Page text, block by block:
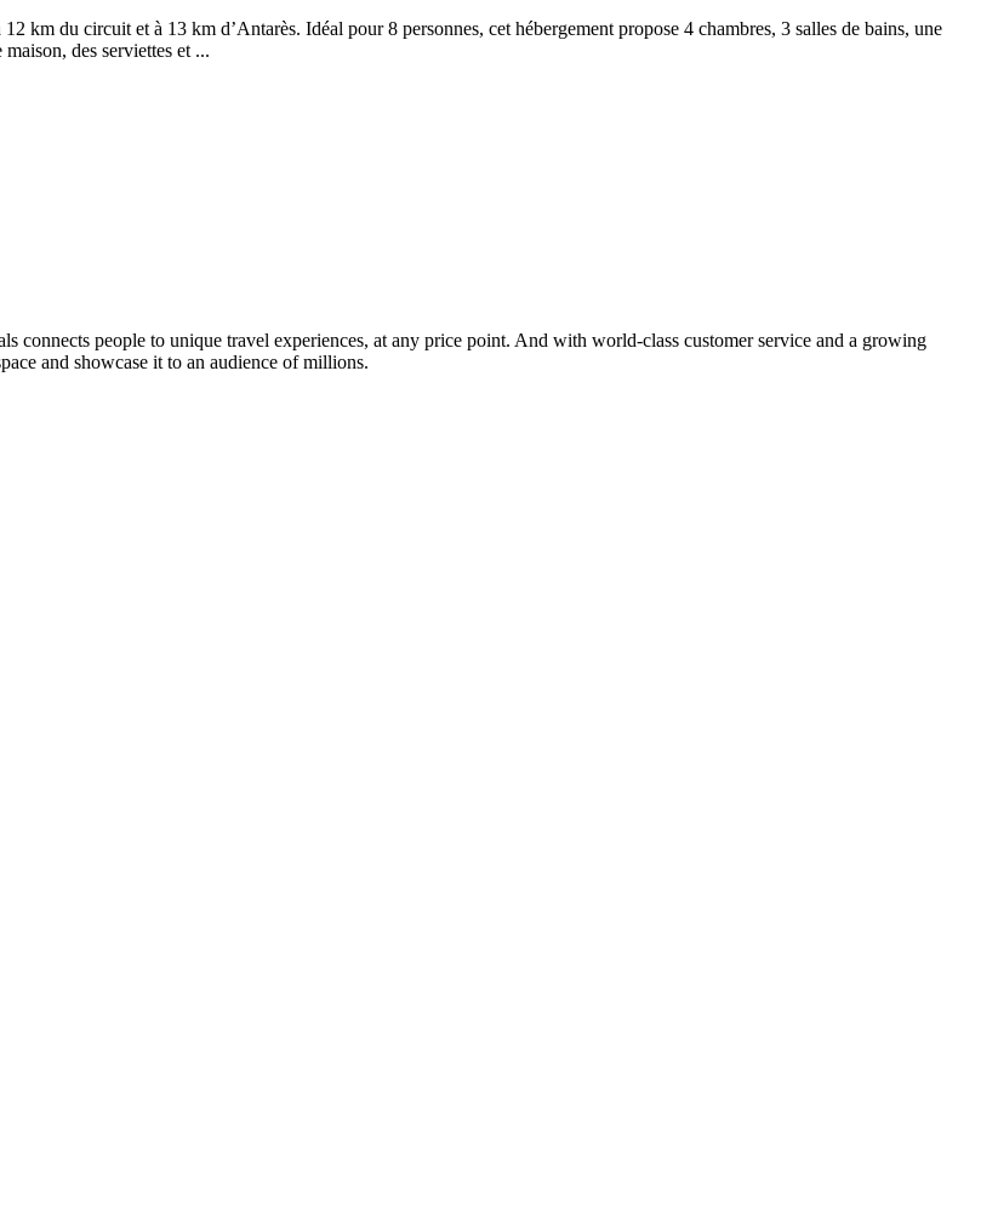
km du circuit et à 13 km d’Antarès. Idéal pour 8 personnes, cet hébergement propose 4 chambres, 3 salles de bains, une
des serviettes et ...
connects people to unique travel experiences, at any price point. And with world-class customer service and a growing
and showcase it to an audience of millions.